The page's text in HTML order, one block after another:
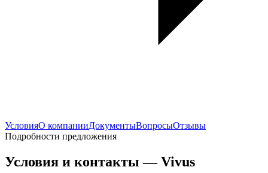
УсловияО компанииДокументыВопросыОтзывы
Подробности предложения
Условия и контакты — Vivus